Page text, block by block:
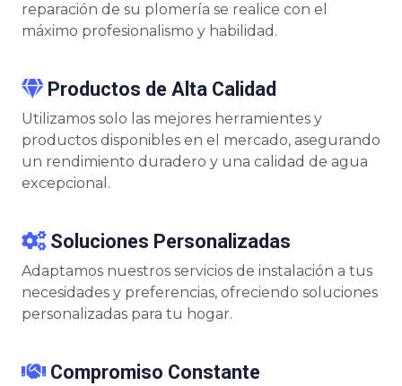
reparación de su plomería se realice con el
máximo profesionalismo y habilidad.
Productos de Alta Calidad
Utilizamos solo las mejores herramientes y
productos disponibles en el mercado, asegurando
un rendimiento duradero y una calidad de agua
excepcional.
Soluciones Personalizadas
Adaptamos nuestros servicios de instalación a tus
necesidades y preferencias, ofreciendo soluciones
personalizadas para tu hogar.
Compromiso Constante